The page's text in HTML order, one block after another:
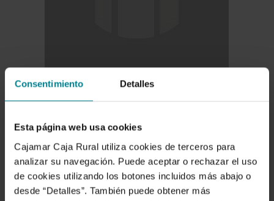
Consentimiento Detalles
Esta página web usa cookies
Cajamar Caja Rural utiliza cookies de terceros para
analizar su navegación. Puede aceptar o rechazar el uso
de cookies utilizando los botones incluidos más abajo o
desde “Detalles”. También puede obtener más
Carbon dioxide
concentration in